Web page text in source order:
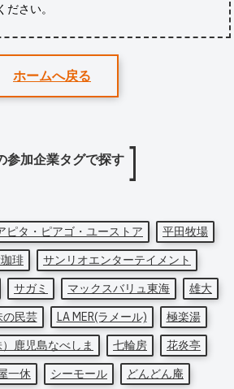
さい。
ホームへ戻る
参加企業タグで探す
ピタ・ピアゴ・ユーストア
平田牧場
琲
サンリオエンターテイメント
サガミ マックスバリュ東海
雄大
の民芸 LA MER(ラメール)
極楽湯
）鹿児島なべしま 七輪房
花炎亭
一休 シーモール
どんどん庵